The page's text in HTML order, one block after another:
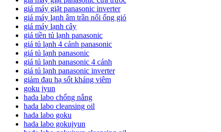
giá máy giặt panasonic inverter
giá máy lạnh âm trần nối ống gió
giá máy lạnh cây
giá tiền tủ lạnh panasonic
giá tủ lạnh 4 cánh panasonic
giá tủ lạnh panasonic
giá tủ lạnh panasonic 4 cánh
giá tủ lạnh panasonic inverter
giảm đau hạ sốt kháng viêm
goku jyun
hada labo chống nắng
hada labo cleansing oil
hada labo goku
hada labo gokujyun